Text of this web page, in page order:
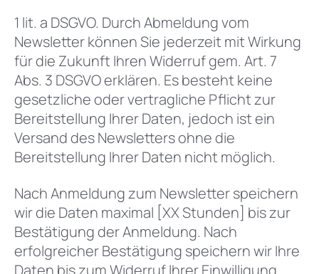
1 lit. a DSGVO. Durch Abmeldung vom
Newsletter können Sie jederzeit mit Wirkung
für die Zukunft Ihren Widerruf gem. Art. 7
Abs. 3 DSGVO erklären. Es besteht keine
gesetzliche oder vertragliche Pflicht zur
Bereitstellung Ihrer Daten, jedoch ist ein
Versand des Newsletters ohne die
Bereitstellung Ihrer Daten nicht möglich.
Nach Anmeldung zum Newsletter speichern
wir die Daten maximal [XX Stunden] bis zur
Bestätigung der Anmeldung. Nach
erfolgreicher Bestätigung speichern wir Ihre
Daten bis zum Widerruf Ihrer Einwilligung